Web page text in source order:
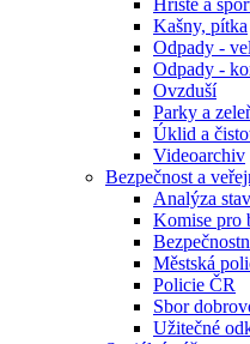
Kašny, pítka
Odpady -
Odpady -
Ovzduší
Parky a
Úklid a
Videoarchiv
Bezpečnost a
Analýza
Komise pro
Městská
Policie ČR
Sbor
Užitečné